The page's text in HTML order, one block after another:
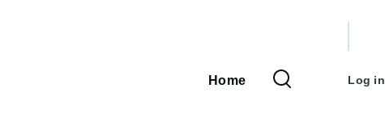
Main
Home
menu
Log in